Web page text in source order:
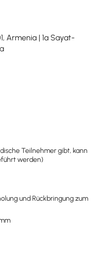
Armenia | 1a Sayat-
Teilnehmer gibt, kann
werden)
und Rückbringung zum